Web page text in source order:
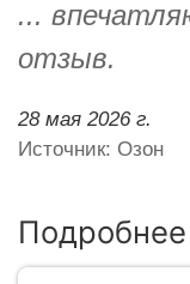
...
отзыв.
28 мая 2026 г.
Источник: Озон